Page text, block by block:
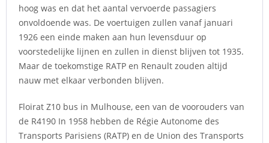
hoog was en dat het aantal vervoerde passagiers
onvoldoende was. De voertuigen zullen vanaf januari
1926 een einde maken aan hun levensduur op
voorstedelijke lijnen en zullen in dienst blijven tot 1935.
Maar de toekomstige RATP en Renault zouden altijd
nauw met elkaar verbonden blijven.
Floirat Z10 bus in Mulhouse, een van de voorouders van
de R4190 In 1958 hebben de Régie Autonome des
Transports Parisiens (RATP) en de Union des Transports